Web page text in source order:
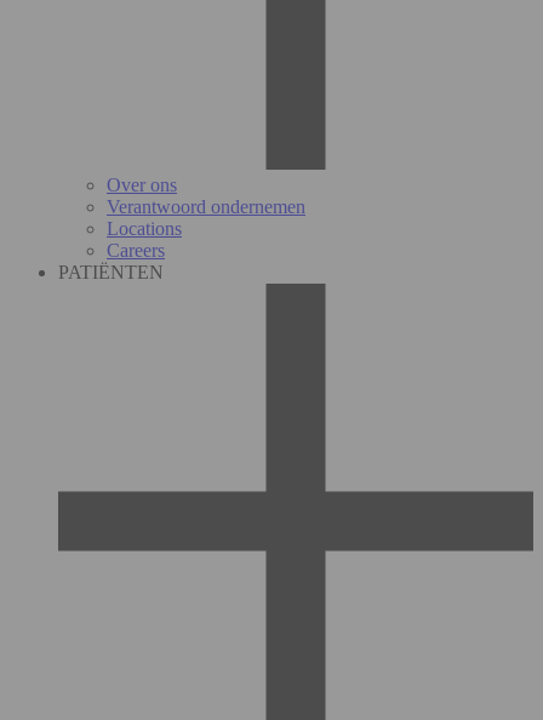
Over ons
Verantwoord ondernemen
Locations
Careers
PATIËNTEN